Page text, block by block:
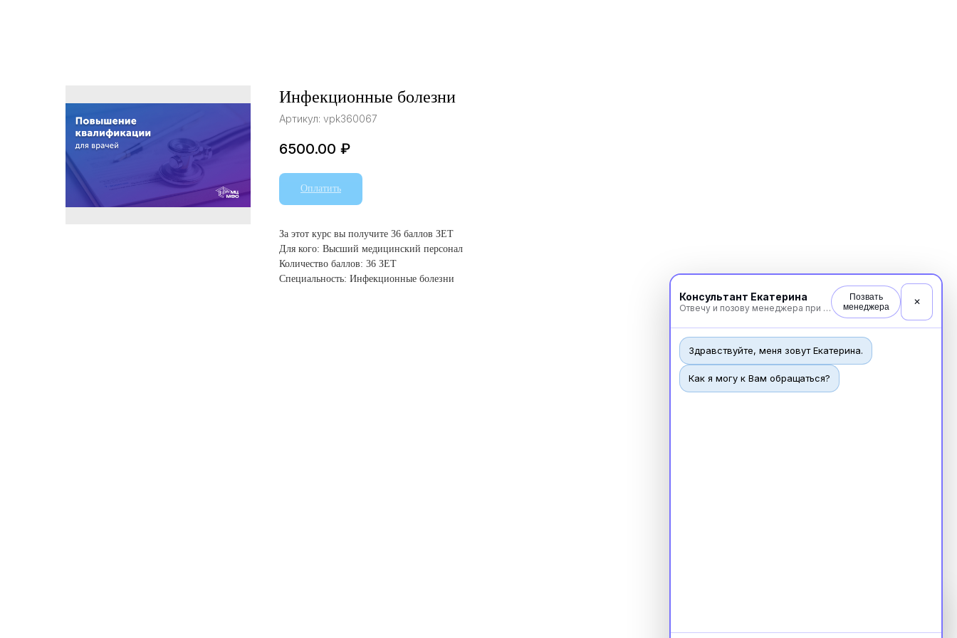
Консультант Екатерина
Отвечу и позову менеджера при необходимости
Позвать
менеджера
✕
Здравствуйте, меня зовут Екатерина.
Как я могу к Вам обращаться?
Инфекционные болезни
Артикул: vpk360067
6500.00 ₽
Оплатить
За этот курс вы получите 36 баллов ЗЕТ
Для кого: Высший медицинский персонал
Количество баллов: 36 ЗЕТ
Специальность: Инфекционные болезни